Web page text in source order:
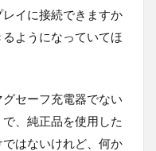
イに接続できますか
ようになっていてほ
セーフ充電器でない
、純正品を使用した
はないけれど、何か